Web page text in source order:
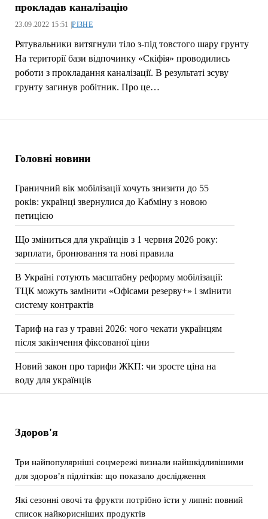
Головні новини
Граничний вік мобілізації хочуть знизити до 55
років: українці звернулися до Кабміну з новою
петицією
Що зміниться для українців з 1 червня 2026 року:
зарплати, бронювання та нові правила
В Україні готують масштабну реформу мобілізації:
ТЦК можуть замінити «Офісами резерву+» і змінити
систему контрактів
Тариф на газ у травні 2026: чого чекати українцям
після закінчення фіксованої ціни
Новий закон про тарифи ЖКП: чи зросте ціна на
воду для українців
прокладав каналізацію
23.09.2022 15:51 |РІЗНЕ
Рятувальники витягнули тіло з-під товстого шару грунту
На території бази відпочинку «Скіфія» проводились
роботи з прокладання каналізації. В результаті зсуву
грунту загинув робітник. Про це…
Здоров'я
Три найпопулярніші соцмережі визнали найшкідливішими
для здоров’я підлітків: що показало дослідження
Які сезонні овочі та фрукти потрібно їсти у липні: повний
список найкорисніших продуктів